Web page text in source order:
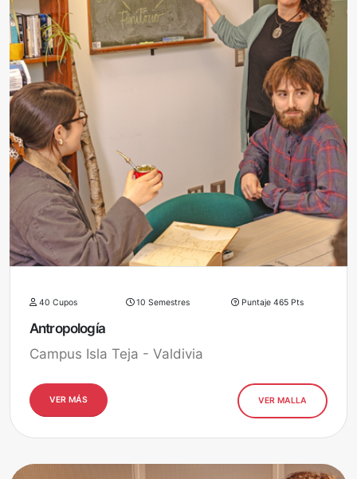
40 Cupos 10 Semestres Puntaje 465 Pts
Antropología
Campus Isla Teja - Valdivia
VER MÁS VER MALLA